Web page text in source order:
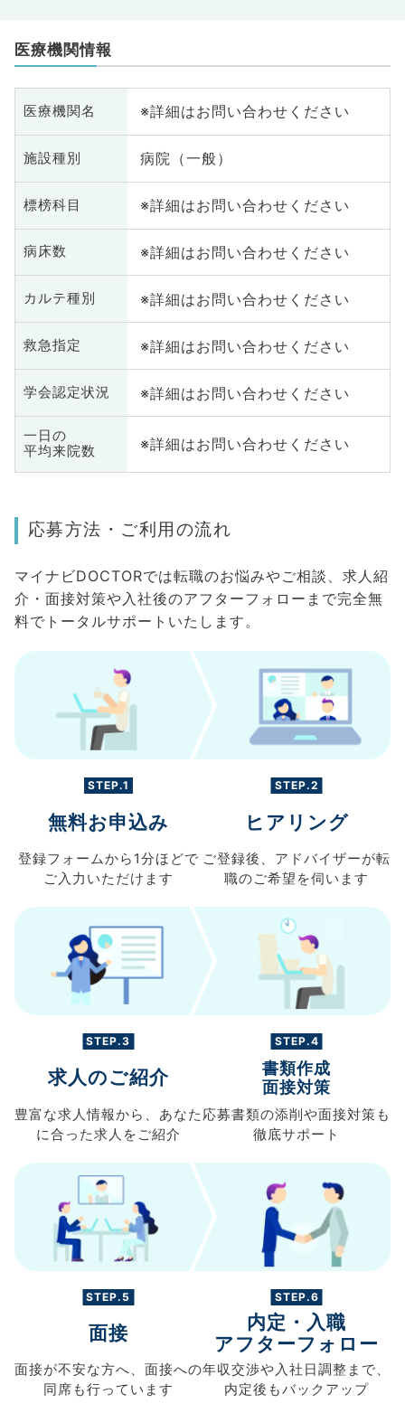
医療機関情報
医療機関名 ※詳細はお問い合わせください
施設種別 病院（一般）
標榜科目 ※詳細はお問い合わせください
病床数 ※詳細はお問い合わせください
カルテ種別 ※詳細はお問い合わせください
救急指定 ※詳細はお問い合わせください
学会認定状況 ※詳細はお問い合わせください
一日の
平均来院数
※詳細はお問い合わせください
応募方法・ご利用の流れ
マイナビDOCTORでは転職のお悩みやご相談、求人紹
介・面接対策や入社後のアフターフォローまで完全無
料でトータルサポートいたします。
STEP.1
無料お申込み
登録フォームから 1分ほどで
ご入力 いただけます
STEP.2
ヒアリング
ご登録後、 アドバイザーが転
職のご希望を伺います
STEP.3
求人のご紹介
豊富な求人情報から、 あなた
に合った求人を ご紹介
STEP.4
書類作成
面接対策
応募書類の添削や面接対策も
徹底サポート
STEP.5
面接
面接が不安な方へ、 面接への
同席も行っています
STEP.6
内定・入職
アフターフォロー
年収交渉や入社日調整まで、
内定後もバックアップ